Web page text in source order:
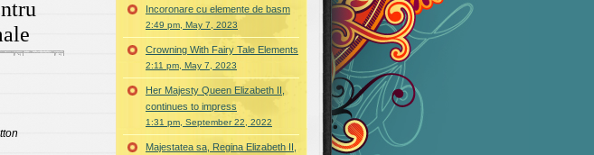
Incoronare cu elemente de basm
2:49 pm, May 7, 2023
Crowning With Fairy Tale Elements
2:11 pm, May 7, 2023
Her Majesty Queen Elizabeth II,
continues to impress
1:31 pm, September 22, 2022
Majestatea sa, Regina Elizabeth II,